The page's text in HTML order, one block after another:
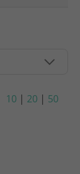
10 | 20 | 50